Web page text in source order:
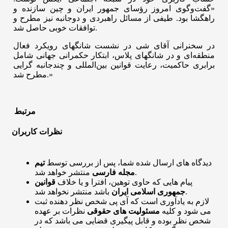
«گفت‌وگوی امروز رؤسای جمهور ایران و چین سازنده و
راهگشا بود. طیفی از مسائل راهبردی و دوجانبه نیز مطرح و
توافقات خوبی حاصل شد.
در سخنرانی آقای شی در نشست شانگهای رویکرد فعال
منطقه‌ای و در شانگهای پلاس، ابتکار حکمرانی جهانی شامل
برابری حاکمیت،‌ رعایت قوانین بین‌المللی و چندجانبه گرایی
مطرح شد.»
مرتبط
نظرات کاربران
دیدگاه های ارسال شده شما، پس از بررسی توسطتیم
مجله فارسیمنتشر خواهد شد.
پیام هایی که حاوی توهین، افترا و یا خلاف قوانین
جمهوری اسلامی ایرانباشد منتشر نخواهد شد.
لازم به یادآوری است که آی پی شخص نظر دهنده ثبت
می شود و کلیه مسئولیت های حقوقی نظرات بر عهده
شخص نظر بوده و قابل پیگیری قضایی می باشد که در